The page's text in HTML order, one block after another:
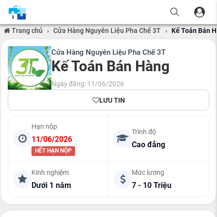
Trang chủ › Cửa Hàng Nguyên Liệu Pha Chế 3T › Kế Toán Bán
Cửa Hàng Nguyên Liệu Pha Chế 3T
Kế Toán Bán Hàng
Ngày đăng: 11/06/2026
LƯU TIN
Hạn nộp
11/06/2026
HẾT HẠN NỘP
Trình độ
Cao đẳng
Kinh nghiệm
Dưới 1 năm
Mức lương
7 - 10 Triệu